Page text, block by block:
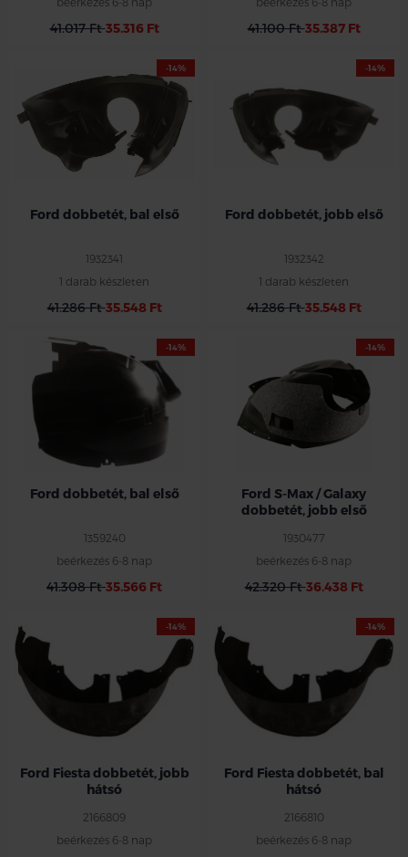
41.017 Ft35.316 Ft 41.100 Ft35.387 Ft
-14%
Ford dobbetét, bal első
1932341
1 darab készleten
41.286 Ft35.548 Ft
-14%
Ford dobbetét, jobb első
1932342
1 darab készleten
41.286 Ft35.548 Ft
-14%
Ford dobbetét, bal első
1359240
beérkezés 6-8 nap
41.308 Ft35.566 Ft
Ford jobb első dobbetét
Ford S-max /Galaxy 2016-2019 20,
40, 60 sorozat
-14%
Ford S-Max / Galaxy
dobbetét, jobb első
1930477
beérkezés 6-8 nap
42.320 Ft36.438 Ft
-14%
Ford Fiesta dobbetét, jobb
hátsó
2166809
beérkezés 6-8 nap
-14%
Ford Fiesta dobbetét, bal
hátsó
2166810
beérkezés 6-8 nap